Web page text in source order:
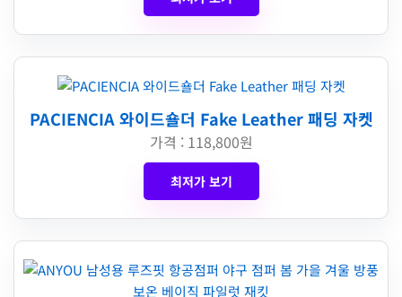
PACIENCIA 와이드숄더 Fake Leather 패딩 자켓
가격 : 118,800원
최저가 보기